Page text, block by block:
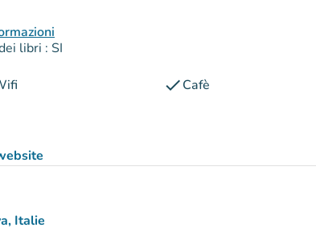
libri : SI
checkCafè
tab)
Italie
Maps)